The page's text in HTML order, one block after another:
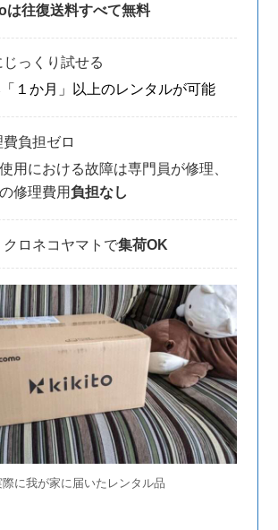
は往復送料すべて無料
っくり試せる
１か月」以上のレンタルが可能
負担ゼロ
用における故障は専門員が修理、
修理費用負担なし
ロネコヤマトで集荷OK
際に我が家に届いたレンタル品